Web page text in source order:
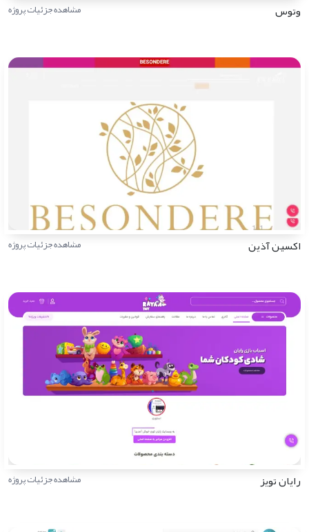
وتوس مشاهده جزئیات پروژه
اکسین آذین مشاهده جزئیات پروژه
رایان تویز مشاهده جزئیات پروژه